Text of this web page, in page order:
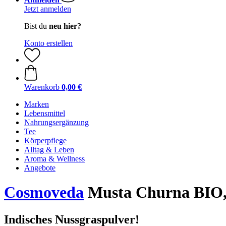
Jetzt anmelden
Bist du neu hier?
Konto erstellen
Warenkorb 0,00 €
Marken
Lebensmittel
Nahrungsergänzung
Tee
Körperpflege
Alltag & Leben
Aroma & Wellness
Angebote
Cosmoveda Musta Churna
Indisches Nussgraspulver!